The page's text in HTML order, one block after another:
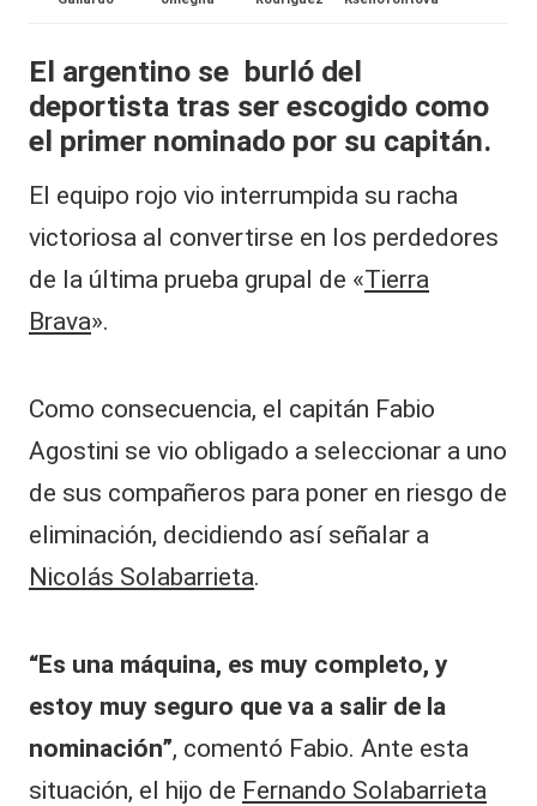
it
y
s,
T
V
y
R
d
e
s
|
L
C
V
C
El argentino se burló del
deportista tras ser escogido como
el primer nominado por su capitán.
El equipo rojo vio interrumpida su racha
victoriosa al convertirse en los perdedores
de la última prueba grupal de «Tierra
Brava».
Como consecuencia, el capitán Fabio
Agostini se vio obligado a seleccionar a uno
de sus compañeros para poner en riesgo de
eliminación, decidiendo así señalar a
Nicolás Solabarrieta.
“Es una máquina, es muy completo, y
estoy muy seguro que va a salir de la
nominación”, comentó Fabio. Ante esta
situación, el hijo de Fernando Solabarrieta